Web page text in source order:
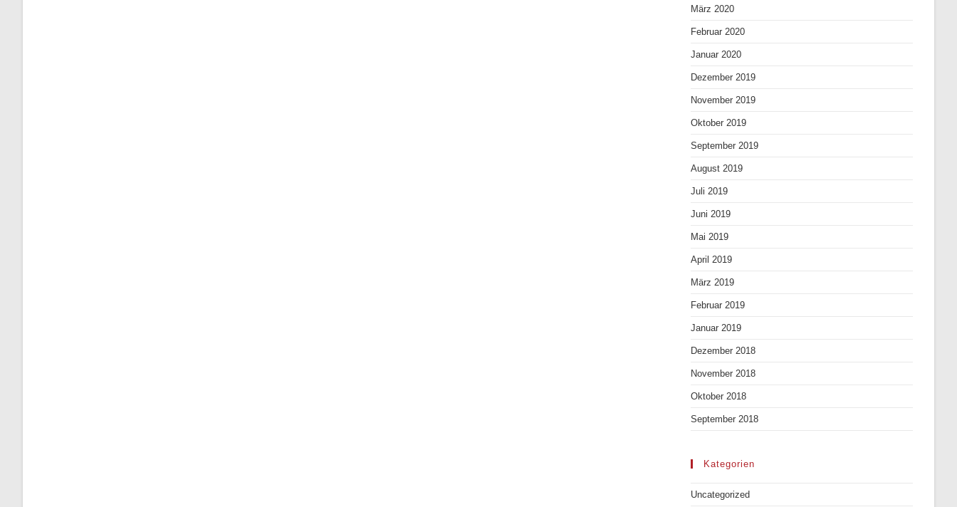
März 2020
Februar 2020
Januar 2020
Dezember 2019
November 2019
Oktober 2019
September 2019
August 2019
Juli 2019
Juni 2019
Mai 2019
April 2019
März 2019
Februar 2019
Januar 2019
Dezember 2018
November 2018
Oktober 2018
September 2018
Kategorien
Uncategorized